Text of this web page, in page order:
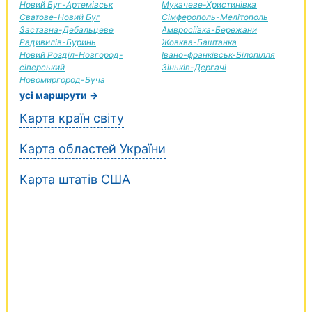
Новий Буг-Артемівськ
Сватове-Новий Буг
Заставна-Дебальцеве
Радивилів-Буринь
Новий Розділ-Новгород-
сіверський
Новомиргород-Буча
Мукачеве-Христинівка
Сімферополь-Мелітополь
Амвросіївка-Бережани
Жовква-Баштанка
Івано-франківськ-Білопілля
Зіньків-Дергачі
усі маршрути →
Карта країн світу
Карта областей України
Карта штатів США